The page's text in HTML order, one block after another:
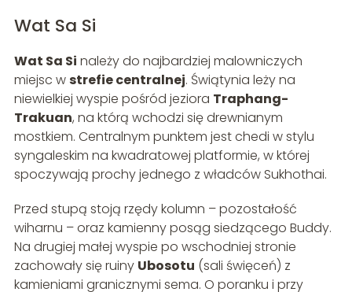
Wat Sa Si
Wat Sa Si należy do najbardziej malowniczych
miejsc wstrefie centralnej. Świątynia leży na
niewielkiej wyspie pośród jeziora Traphang-
Trakuan, na którą wchodzi się drewnianym
mostkiem. Centralnym punktem jest chedi w stylu
syngaleskim na kwadratowej platformie, w której
spoczywają prochy jednego z władców Sukhothai.
Przed stupą stoją rzędy kolumn – pozostałość
wiharnu – oraz kamienny posąg siedzącego Buddy.
Na drugiej małej wyspie po wschodniej stronie
zachowały się ruiny Ubosotu (sali święceń) z
kamieniami granicznymi sema. O poranku i przy